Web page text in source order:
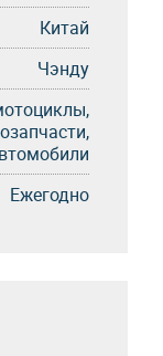
Китай
Чэнду
Eжегоднo